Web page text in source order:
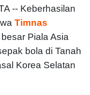
-- Keberhasilan
Timnas
Piala Asia
bola di Tanah
Korea Selatan